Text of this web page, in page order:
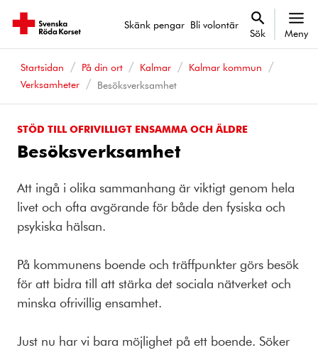
Skänk pengar Bli volontär
Sök Meny
Startsidan På din ort Kalmar
Kalmar kommun
Verksamheter
Besöksverksamhet
STÖD TILL OFRIVILLIGT ENSAMMA OCH ÄLDRE
Besöksverksamhet
Att ingå i olika sammanhang är viktigt genom hela
livet och ofta avgörande för både den fysiska och
psykiska hälsan.
På kommunens boende och träffpunkter görs besök
för att bidra till att stärka det sociala nätverket och
minska ofrivillig ensamhet.
Just nu har vi bara möjlighet på ett boende. Söker